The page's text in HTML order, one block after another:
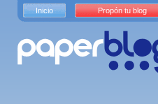
Inicio Propón tu blog